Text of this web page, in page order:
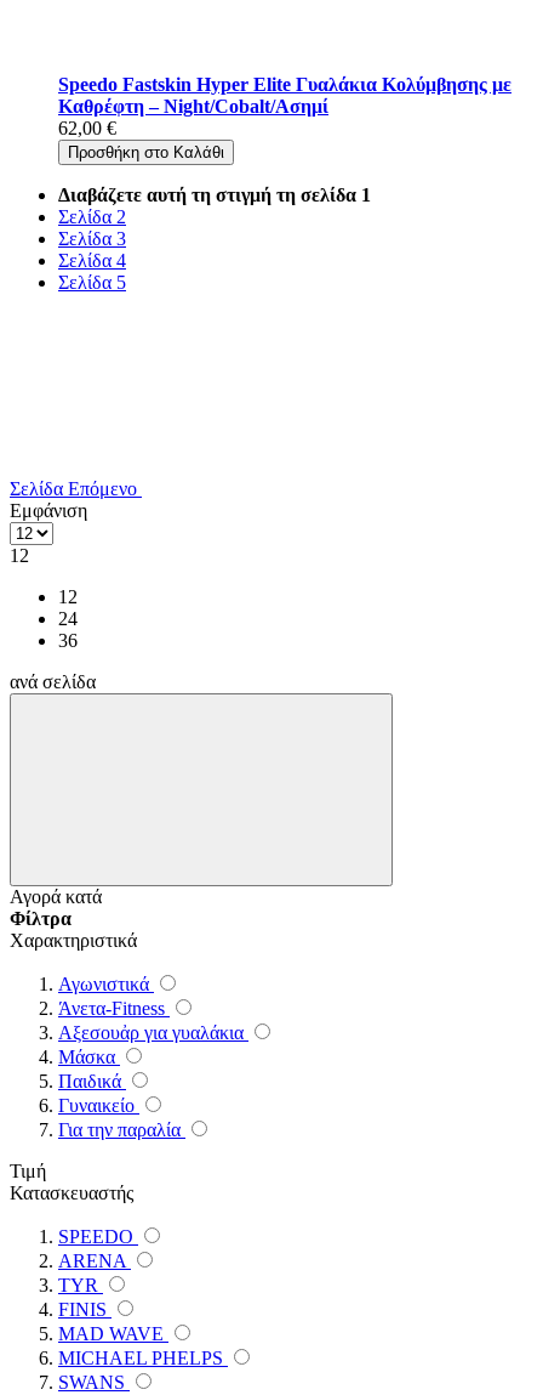
Speedo Fastskin Hyper Elite Γυαλάκια Κολύμβησης με
Καθρέφτη – Night/Cobalt/Ασημί
62,00 €
Προσθήκη στο Καλάθι
Διαβάζετε αυτή τη στιγμή τη σελίδα 1
Σελίδα 2
Σελίδα 3
Σελίδα 4
Σελίδα 5
Σελίδα Επόμενο
Εμφάνιση
12
12
24
36
ανά σελίδα
Αγορά κατά
Φίλτρα
Χαρακτηριστικά
Αγωνιστικά
Άνετα-Fitness
Αξεσουἀρ για γυαλάκια
Μάσκα
Παιδικά
Γυναικείο
Για την παραλία
Τιμή
Κατασκευαστής
SPEEDO
ARENA
TYR
FINIS
MAD WAVE
MICHAEL PHELPS
SWANS